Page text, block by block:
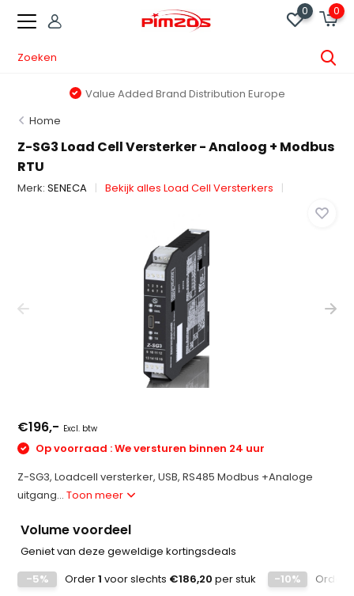
0 0
Value Added Brand Distribution Europe
Home
Z-SG3 Load Cell Versterker - Analoog + Modbus
RTU
Merk:SENECA Bekijk alles Load Cell Versterkers
€196,- Excl. btw
Op voorraad : We versturen binnen 24 uur
Z-SG3, Loadcell versterker, USB, RS485 Modbus +Analoge
uitgang...Toon meer
Volume voordeel
Geniet van deze geweldige kortingsdeals
-5%
Order1 voor slechts €186,20 per stuk -10% Order